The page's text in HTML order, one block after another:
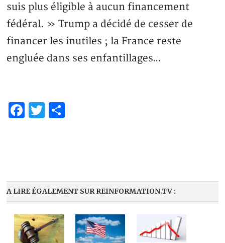
suis plus éligible à aucun financement
fédéral. » Trump a décidé de cesser de
financer les inutiles ; la France reste
engluée dans ses enfantillages…
Facebook
Twitter
A LIRE ÉGALEMENT SUR REINFORMATION.TV :